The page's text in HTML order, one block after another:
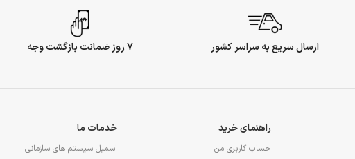
ارسال سریع به سراسر کشور 7 روز ضمانت بازگشت وجه
راهنمای خرید
حساب کاربری من
خدمات ما
اسمبل سیستم های سازمانی